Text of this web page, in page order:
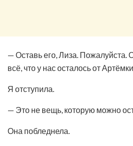
— Оставь его, Лиза. Пожалуйста.
всё, что у нас осталось от Артёмки.
Я отступила.
— Это не вещь, которую можно
Она побледнела.